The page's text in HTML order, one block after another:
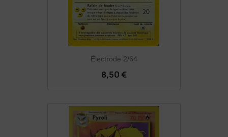
Électrode 2/64
8,50 €